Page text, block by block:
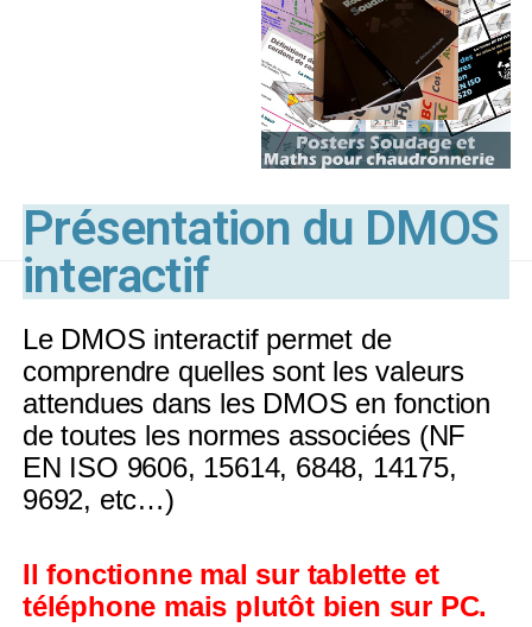
Présentation du DMOS
interactif
Le DMOS interactif permet de
comprendre quelles sont les valeurs
attendues dans les DMOS en fonction
de toutes les normes associées (NF
EN ISO 9606, 15614, 6848, 14175,
9692, etc…)
Il fonctionne mal sur tablette et
téléphone mais plutôt bien sur PC.